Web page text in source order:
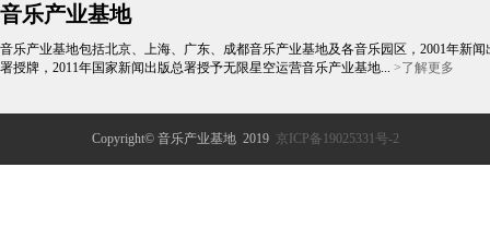
音乐产业基地
音乐产业基地包括北京、上海、广东、成都音乐产业基地及各音乐园区，2001年新闻
署授牌，2011年国家新闻出版总署授予无限星空运营音乐产业基地... >了解更多
Copyright© 音乐产业基地 2019 京ICP备19025331号-2